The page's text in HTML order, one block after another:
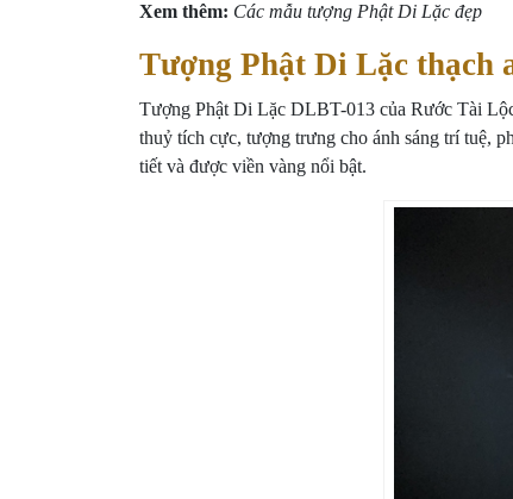
Xem thêm: Các mẫu tượng Phật Di Lặc đẹp
Tượng Phật Di Lặc thạch
Tượng Phật Di Lặc DLBT-013 của Rước Tài
thuỷ tích cực, tượng trưng cho ánh sáng trí tuệ,
tiết và được viền vàng nổi bật.